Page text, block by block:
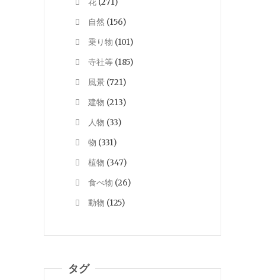
(271)
自然 (156)
乗り物 (101)
寺社等 (185)
風景 (721)
建物 (213)
人物 (33)
物 (331)
植物 (347)
食べ物 (26)
動物 (125)
タグ